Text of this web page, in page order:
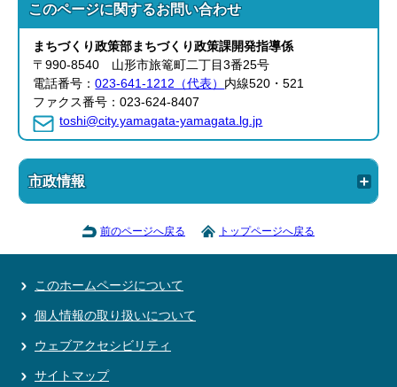
このページに関するお問い合わせ
まちづくり政策部 まちづくり政策課開発指導係
〒990-8540 山形市旅篭町二丁目3番25号
電話番号：023-641-1212（代表） 内線520・521
ファクス番号：023-624-8407
toshi@city.yamagata-yamagata.lg.jp
市政情報
前のページへ戻る トップページへ戻る
このホームページについて
個人情報の取り扱いについて
ウェブアクセシビリティ
サイトマップ